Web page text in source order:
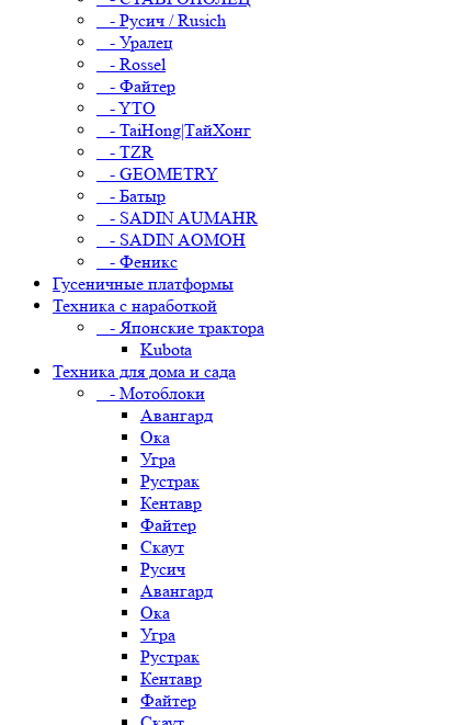
- Русич / Rusich
- Уралец
- Rossel
- Файтер
- YTO
- TaiHong|ТайХонг
- TZR
- GEOMETRY
- Батыр
- SADIN AUMAHR
- SADIN AOMOH
- Феникс
Гусеничные платформы
Техника с наработкой
- Японские трактора
Kubota
Техника для дома и сада
- Мотоблоки
Авангард
Ока
Угра
Рустрак
Кентавр
Файтер
Скаут
Русич
Авангард
Ока
Угра
Рустрак
Кентавр
Файтер